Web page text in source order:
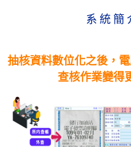
系統簡
抽核資料數位化之後，
查核作業變得